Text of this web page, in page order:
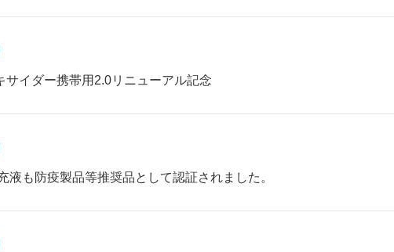
イダー携帯用2.0リニューアル記念
液も防疫製品等推奨品として認証されました。